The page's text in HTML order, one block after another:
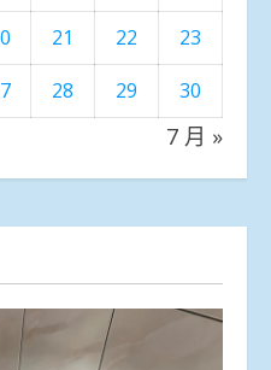
21 22
23
28 29 30
7 月 »